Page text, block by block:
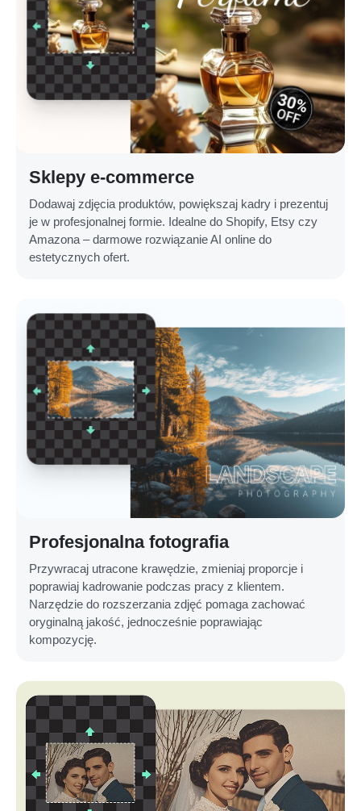
Sklepy e-commerce
Dodawaj zdjęcia produktów, powiększaj kadry i prezentuj
je w profesjonalnej formie. Idealne do Shopify, Etsy czy
Amazona – darmowe rozwiązanie AI online do
estetycznych ofert.
Profesjonalna fotografia
Przywracaj utracone krawędzie, zmieniaj proporcje i
poprawiaj kadrowanie podczas pracy z klientem.
Narzędzie do rozszerzania zdjęć pomaga zachować
oryginalną jakość, jednocześnie poprawiając
kompozycję.